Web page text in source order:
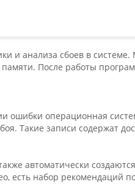
и анализа сбоев в
После работы
ошибки операционная
Такие записи содержат
автоматически
есть набор рекомендаций